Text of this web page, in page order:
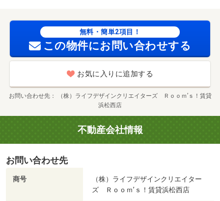
無料・簡単2項目！
この物件にお問い合わせする
お気に入りに追加する
お問い合わせ先
（株）ライフデザインクリエイターズ Ｒｏｏｍ’ｓ！賃貸
浜松西店
不動産会社情報
お問い合わせ先
商号
（株）ライフデザインクリエイター
ズ Ｒｏｏｍ’ｓ！賃貸浜松西店